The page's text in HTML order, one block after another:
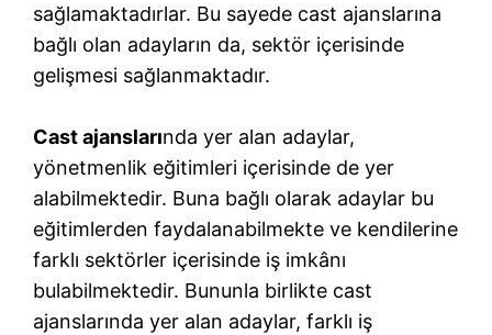
sağlamaktadırlar. Bu sayede cast ajanslarına
bağlı olan adayların da, sektör içerisinde
gelişmesi sağlanmaktadır.
Cast ajanslarında yer alan adaylar,
yönetmenlik eğitimleri içerisinde de yer
alabilmektedir. Buna bağlı olarak adaylar bu
eğitimlerden faydalanabilmekte ve kendilerine
farklı sektörler içerisinde iş imkânı
bulabilmektedir. Bununla birlikte cast
ajanslarında yer alan adaylar, farklı iş